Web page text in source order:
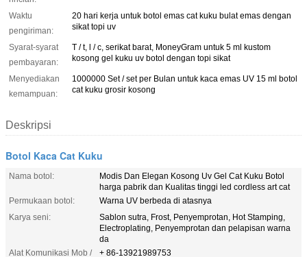
Waktu
pengiriman:
20 hari kerja untuk botol emas cat kuku bulat emas dengan
sikat topi uv
Syarat-syarat
pembayaran:
T / t, l / c, serikat barat, MoneyGram untuk 5 ml kustom
kosong gel kuku uv botol dengan topi sikat
Menyediakan
kemampuan:
1000000 Set / set per Bulan untuk kaca emas UV 15 ml botol
cat kuku grosir kosong
Deskripsi
Botol Kaca Cat Kuku
Nama botol:
Modis Dan Elegan Kosong Uv Gel Cat Kuku Botol
harga pabrik dan Kualitas tinggi led cordless art cat
Permukaan botol:
Warna UV berbeda di atasnya
Karya seni:
Sablon sutra, Frost, Penyemprotan, Hot Stamping,
Electroplating, Penyemprotan dan pelapisan warna
da
Alat Komunikasi Mob /
+ 86-13921989753